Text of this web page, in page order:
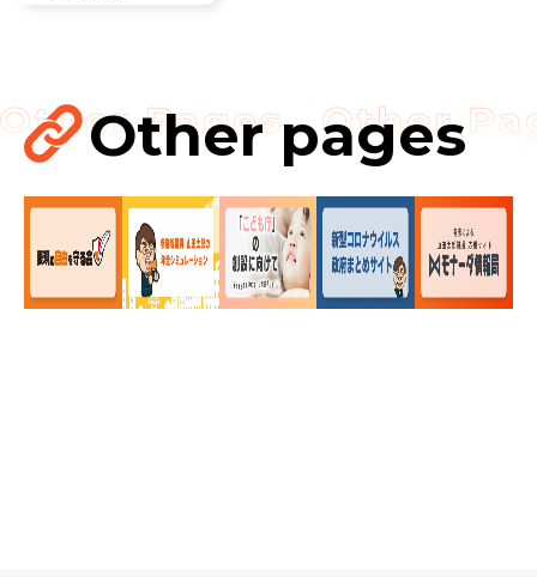
Other pages